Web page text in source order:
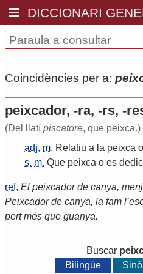
DICCIONARI
Coincidències per a:
peixcador, -ra, -rs, -
(Del llatí piscatōre, que peixca.)
adj. m. Relatiu a la peixca o
s. m. Que peixca o es
ref. El peixcador de canya,
Peixcador de canya, la fam
pert més que guanya.
Buscar
Bilingüe